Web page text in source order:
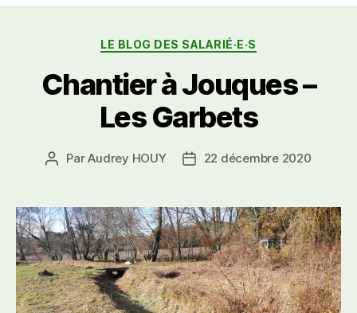
Catégories
LE BLOG DES SALARIÉ·E·S
Chantier à Jouques –
Les Garbets
Auteur
ParAudrey HOUY
Date22 décembre 2020